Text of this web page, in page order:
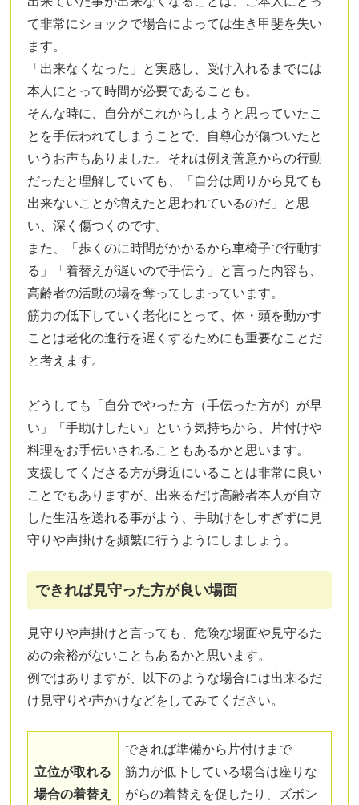
て非常にショックで場合によっては生き甲斐を失い
ます。
「出来なくなった」と実感し、受け入れるまでには
本人にとって時間が必要であることも。
そんな時に、自分がこれからしようと思っていたこ
とを手伝われてしまうことで、自尊心が傷ついたと
いうお声もありました。それは例え善意からの行動
だったと理解していても、「自分は周りから見ても
出来ないことが増えたと思われているのだ」と思
い、深く傷つくのです。
また、「歩くのに時間がかかるから車椅子で行動す
る」「着替えが遅いので手伝う」と言った内容も、
高齢者の活動の場を奪ってしまっています。
筋力の低下していく老化にとって、体・頭を動かす
ことは老化の進行を遅くするためにも重要なことだ
と考えます。
どうしても「自分でやった方（手伝った方が）が早
い」「手助けしたい」という気持ちから、片付けや
料理をお手伝いされることもあるかと思います。
支援してくださる方が身近にいることは非常に良い
ことでもありますが、出来るだけ高齢者本人が自立
した生活を送れる事がよう、手助けをしすぎずに見
守りや声掛けを頻繁に行うようにしましょう。
できれば見守った方が良い場面
見守りや声掛けと言っても、危険な場面や見守るた
めの余裕がないこともあるかと思います。
例ではありますが、以下のような場合には出来るだ
け見守りや声かけなどをしてみてください。
立位が取れる
場合の着替え
できれば準備から片付けまで
筋力が低下している場合は座りな
がらの着替えを促したり、ズボン